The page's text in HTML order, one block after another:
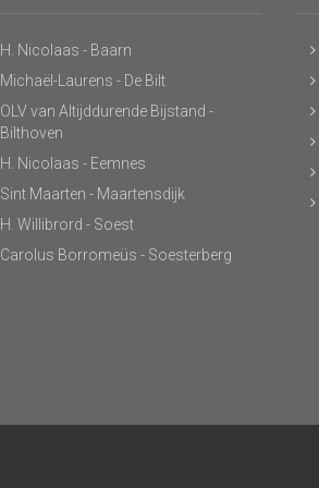
H. Nicolaas - Baarn
Michaël-Laurens - De Bilt
OLV van Altijddurende Bijstand -
Bilthoven
H. Nicolaas - Eemnes
Sint Maarten - Maartensdijk
H. Willibrord - Soest
Carolus Borromeüs - Soesterberg